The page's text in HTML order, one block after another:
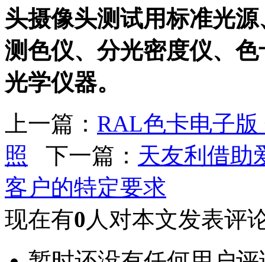
头摄像头测试用标准光
测色仪、分光密度仪、
光学仪器。
上一篇： RAL色卡电子
照 下一篇： 天友利借助
客户的特定要求
现在有0 人对本文发表评